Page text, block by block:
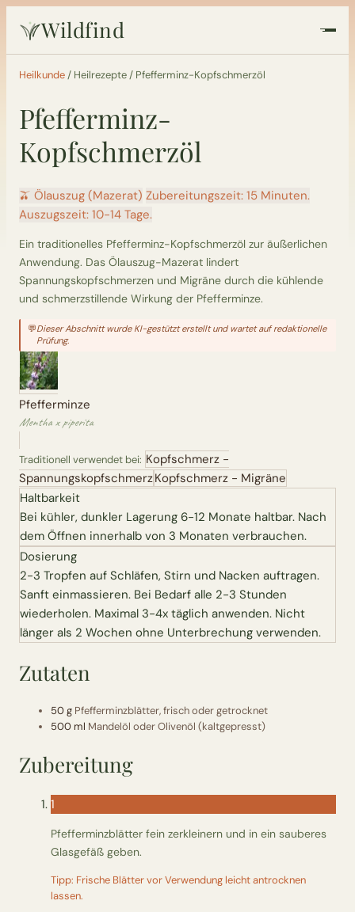
Wildfind
Startseite
Pflanzen
Rezepte
Heilkunde
Garten
Quiz
Suche
Erntekorb
Sammelkalender
Blüten-Finder
Phänologie-Radar
Vogelstimmen
Gartenplaner
Düngeberater
Challenges
Wusstest du?
Sammlungen
Selber machen
Glossar
Heilkunde / Heilrezepte / Pfefferminz-Kopfschmerzöl
Pfefferminz-
Kopfschmerzöl
🫒 Ölauszug (Mazerat) Zubereitungszeit: 15 Minuten.
Auszugszeit: 10-14 Tage.
Ein traditionelles Pfefferminz-Kopfschmerzöl zur äußerlichen
Anwendung. Das Ölauszug-Mazerat lindert
Spannungskopfschmerzen und Migräne durch die kühlende
und schmerzstillende Wirkung der Pfefferminze.
💬Dieser Abschnitt wurde KI-gestützt erstellt und wartet auf redaktionelle
Prüfung.
Pfefferminze
Mentha x piperita
Traditionell verwendet bei: Kopfschmerz -
SpannungskopfschmerzKopfschmerz - Migräne
Haltbarkeit
Bei kühler, dunkler Lagerung 6-12 Monate haltbar. Nach
dem Öffnen innerhalb von 3 Monaten verbrauchen.
Dosierung
2-3 Tropfen auf Schläfen, Stirn und Nacken auftragen.
Sanft einmassieren. Bei Bedarf alle 2-3 Stunden
wiederholen. Maximal 3-4x täglich anwenden. Nicht
länger als 2 Wochen ohne Unterbrechung verwenden.
Zutaten
50 g Pfefferminzblätter, frisch oder getrocknet
500 ml Mandelöl oder Olivenöl (kaltgepresst)
Zubereitung
1
Pfefferminzblätter fein zerkleinern und in ein sauberes
Glasgefäß geben.
Tipp: Frische Blätter vor Verwendung leicht antrocknen
lassen.